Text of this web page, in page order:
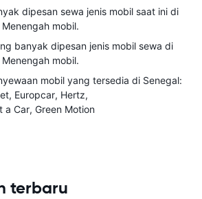
dipesan sewa jenis mobil saat ini di
mobil.
banyak dipesan jenis mobil sewa di
mobil.
mobil yang tersedia di Senegal:
Europcar Hertz
a Car Green Motion
terbaru